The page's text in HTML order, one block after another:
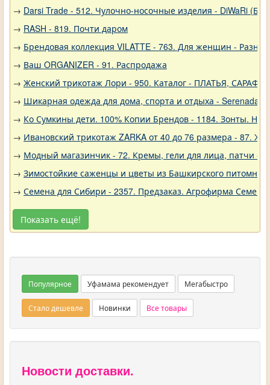
→ Darsi Trade - 512. Чулочно-носочные изделия - DiWaRi
→ RASH - 819. Почти даром
→ Брендовая коллекция VILATTE - 763. Для женщин - Разное
→ Ваш ORGANIZER - 91. Распродажа
→ Женский трикотаж Лори - 950. Каталог - ПЛАТЬЯ,
→ Шикарная одежда для дома, спорта и отдыха - Serenada -
→ Ко Сумкины дети. 100% Копии Брендов - 1184. Зонты.
→ Ивановский трикотаж ZARKA от 40 до 76 размера - 87.
→ Модный магазинчик - 72. Кремы, гели для лица, патчи
→ Зимостойкие саженцы и цветы из Башкирского
→ Семена для Сибири - 2357. Предзаказ. Агрофирма
Показать ещё!
Популярное Уфамама рекомендует Мегабыстро
Стало дешевле Новинки Все товары
Новости доставки.